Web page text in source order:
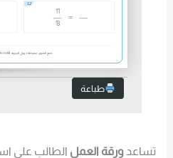
12
11
13
=
جميع الحقوق محفوظة لـ ويكي العربية
طباعة
تساعد ورقة العمل الطالب على